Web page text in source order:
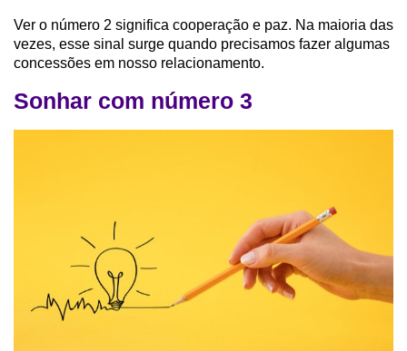
Ver o número 2 significa cooperação e paz. Na maioria das
vezes, esse sinal surge quando precisamos fazer algumas
concessões em nosso relacionamento.
Sonhar com número 3